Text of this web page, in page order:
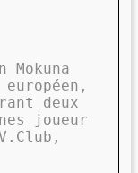
deux
joueur